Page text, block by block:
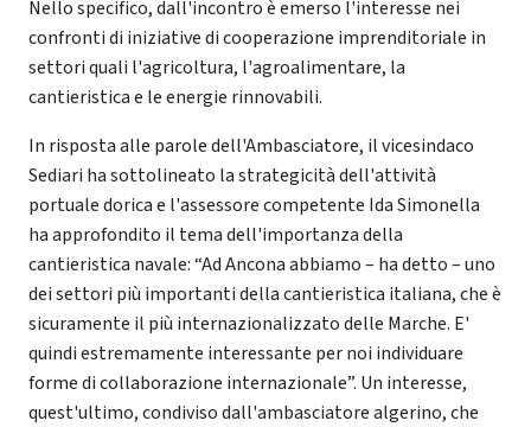
Nello specifico, dall'incontro è emerso l'interesse nei
confronti di iniziative di cooperazione imprenditoriale in
settori quali l'agricoltura, l'agroalimentare, la
cantieristica e le energie rinnovabili.
In risposta alle parole dell'Ambasciatore, il vicesindaco
Sediari ha sottolineato la strategicità dell'attività
portuale dorica e l'assessore competente Ida Simonella
ha approfondito il tema dell'importanza della
cantieristica navale: “Ad Ancona abbiamo – ha detto – uno
dei settori più importanti della cantieristica italiana, che è
sicuramente il più internazionalizzato delle Marche. E'
quindi estremamente interessante per noi individuare
forme di collaborazione internazionale”. Un interesse,
quest'ultimo, condiviso dall'ambasciatore algerino, che